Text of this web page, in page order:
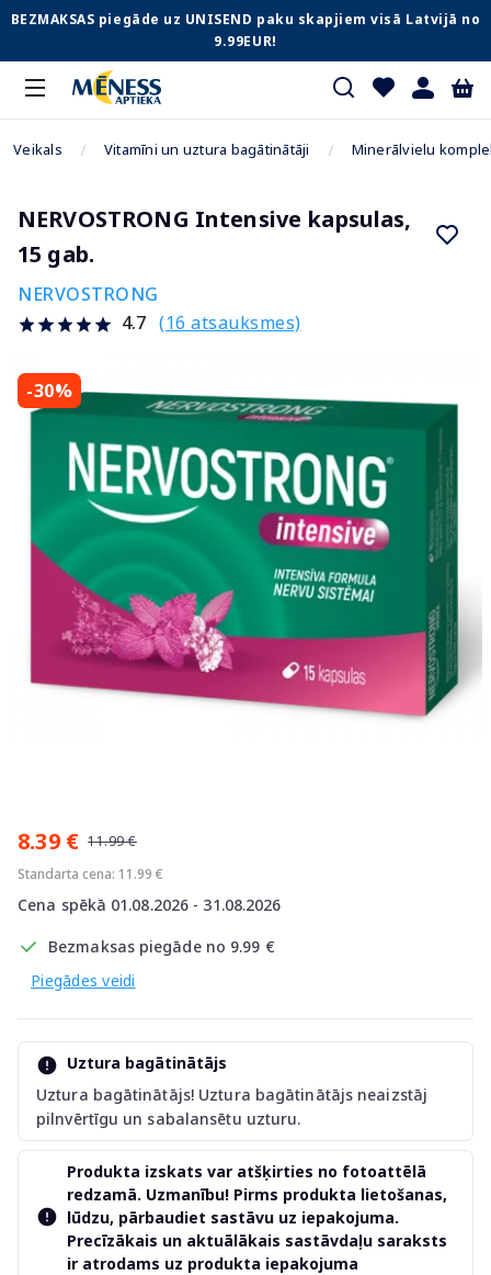
BEZMAKSAS piegāde uz UNISEND paku skapjiem visā Latvijā no
9.99EUR!
Veikals Vitamīni un uztura bagātinātāji Minerālvielu
NERVOSTRONG Intensive kapsulas,
15 gab.
NERVOSTRONG
4.7 (16 atsauksmes)
-30%
8.39 € 11.99 €
Standarta cena: 11.99 €
Cena spēkā 01.08.2026 - 31.08.2026
Bezmaksas piegāde no 9.99 €
Piegādes veidi
Uztura bagātinātājs
Uztura bagātinātājs! Uztura bagātinātājs neaizstāj
pilnvērtīgu un sabalansētu uzturu.
Produkta izskats var atšķirties no fotoattēlā
redzamā. Uzmanību! Pirms produkta lietošanas,
lūdzu, pārbaudiet sastāvu uz iepakojuma.
Precīzākais un aktuālākais sastāvdaļu saraksts
ir atrodams uz produkta iepakojuma